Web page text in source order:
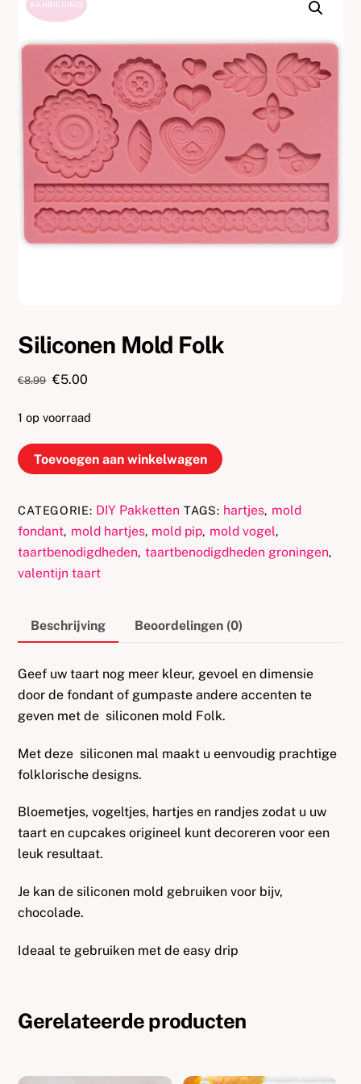
AANBIEDING!
Siliconen Mold Folk
€8.99 Oorspronkelijke
was:
€5.00
is:
1 op voorraad
Siliconen
Mold
aantal
Toevoegen aan winkelwagen
CATEGORIE: DIY Pakketten TAGS: hartjes, mold
fondant, mold hartjes, mold pip, mold vogel,
taartbenodigdheden, taartbenodigdheden groningen,
valentijn taart
Beschrijving Beoordelingen (0)
Geef uw taart nog meer kleur, gevoel en dimensie
door de fondant of gumpaste andere accenten te
geven met de siliconen mold Folk.
Met deze siliconen mal maakt u eenvoudig prachtige
folklorische designs.
Bloemetjes, vogeltjes, hartjes en randjes zodat u uw
taart en cupcakes origineel kunt decoreren voor een
leuk resultaat.
Je kan de siliconen mold gebruiken voor bijv,
chocolade.
Ideaal te gebruiken met de easy drip
Gerelateerde producten